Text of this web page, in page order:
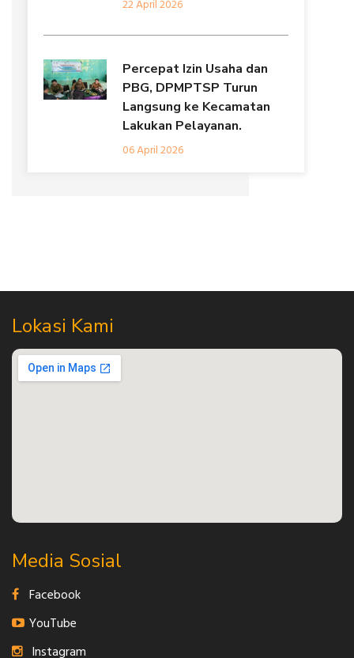
22 April 2026
Percepat Izin Usaha dan
PBG, DPMPTSP Turun
Langsung ke Kecamatan
Lakukan Pelayanan.
06 April 2026
Lokasi Kami
Media Sosial
Facebook
YouTube
Instagram